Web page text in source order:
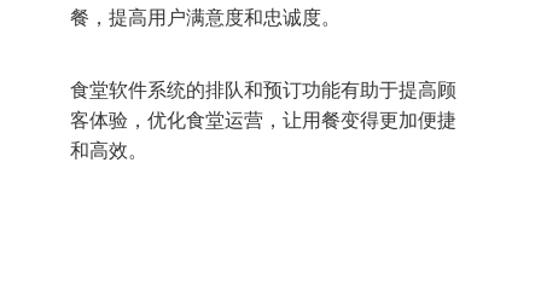
餐，提高用户满意度和忠诚度。
食堂软件系统的排队和预订功能有助于提高顾
客体验，优化食堂运营，让用餐变得更加便捷
和高效。